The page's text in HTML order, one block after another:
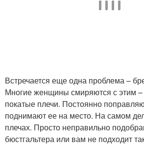
Встречается еще одна проблема –
Многие женщины смиряются с этим –
покатые плечи. Постоянно
поднимают ее на место. На самом
плечах. Просто неправильно
бюстгальтера или вам не подходит